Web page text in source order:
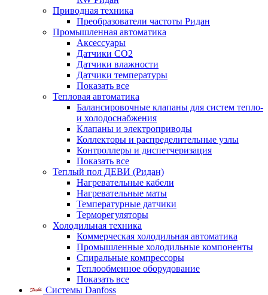
Приводная техника
Преобразователи частоты Ридан
Промышленная автоматика
Аксессуары
Датчики CO2
Датчики влажности
Датчики температуры
Показать все
Тепловая автоматика
Балансировочные клапаны для систем тепло-
и холодоснабжения
Клапаны и электроприводы
Коллекторы и распределительные узлы
Контроллеры и диспетчеризация
Показать все
Теплый пол ДЕВИ (Ридан)
Нагревательные кабели
Нагревательные маты
Температурные датчики
Терморегуляторы
Холодильная техника
Коммерческая холодильная автоматика
Промышленные холодильные компоненты
Спиральные компрессоры
Теплообменное оборудование
Показать все
Системы Danfoss